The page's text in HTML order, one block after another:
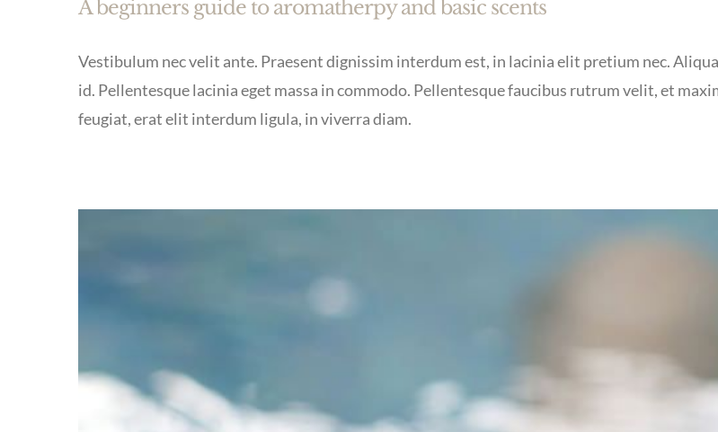
A beginners guide to aromatherpy and basic scents
Vestibulum nec velit ante. Praesent dignissim interdum est, in lacinia elit pretium nec.
id. Pellentesque lacinia eget massa in commodo. Pellentesque faucibus rutrum velit, et
feugiat, erat elit interdum ligula, in viverra diam.